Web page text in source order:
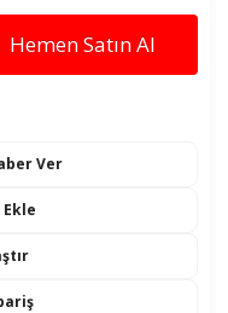
Hemen Satın Al
Ver